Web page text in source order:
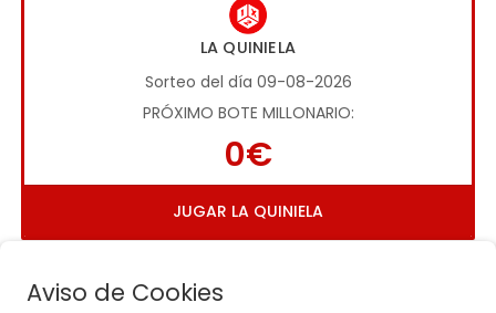
LA QUINIELA
Sorteo del día 09-08-2026
PRÓXIMO BOTE MILLONARIO:
0€
JUGAR LA QUINIELA
Aviso de Cookies